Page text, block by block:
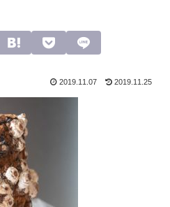
2019.11.07 2019.11.25